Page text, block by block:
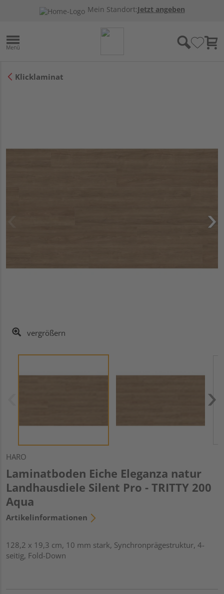
Mein Standort:Jetzt angeben
Klicklaminat
vergrößern
HARO
Laminatboden Eiche Eleganza natur
Landhausdiele Silent Pro - TRITTY 200
Aqua
Artikelinformationen
128,2 x 19,3 cm, 10 mm stark, Synchronprägestruktur, 4-
seitig, Fold-Down